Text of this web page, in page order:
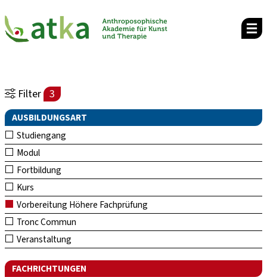
Filter 3
AUSBILDUNGSART
Studiengang
Modul
Fortbildung
Kurs
Vorbereitung Höhere Fachprüfung
Tronc Commun
Veranstaltung
FACHRICHTUNGEN